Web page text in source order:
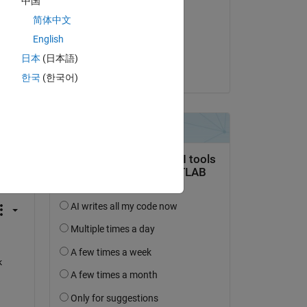
am 26 Dez. 2023
Akzeptiert:
简体中文
English
日本 (日本語)
한국 (한국어)